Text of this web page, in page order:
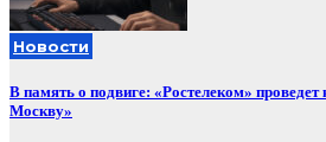
Новости
В память о подвиге: «Ростелеком» проведет
Москву»